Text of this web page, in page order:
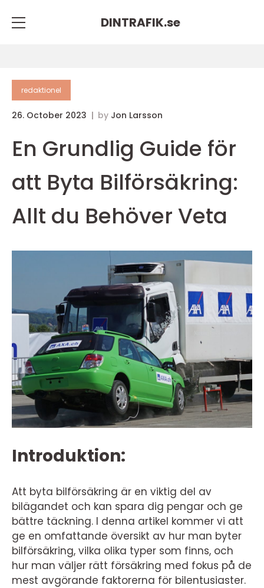
DINTRAFIK.se
redaktionel
26. October 2023 by Jon Larsson
En Grundlig Guide för
att Byta Bilförsäkring:
Allt du Behöver Veta
Introduktion:
Att byta bilförsäkring är en viktig del av
bilägandet och kan spara dig pengar och ge
bättre täckning. I denna artikel kommer vi att
ge en omfattande översikt av hur man byter
bilförsäkring, vilka olika typer som finns, och
hur man väljer rätt försäkring med fokus på de
mest avgörande faktorerna för bilentusiaster.